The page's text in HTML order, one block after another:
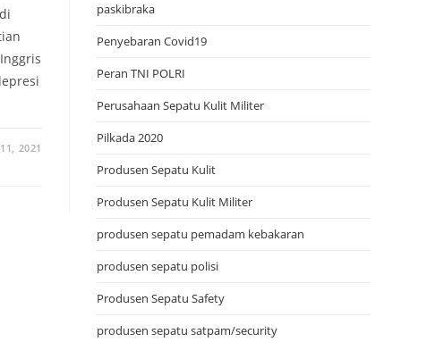
2021
paskibraka
Penyebaran Covid19
Peran TNI POLRI
Perusahaan Sepatu Kulit Militer
Pilkada 2020
Produsen Sepatu Kulit
Produsen Sepatu Kulit Militer
produsen sepatu pemadam kebakaran
produsen sepatu polisi
Produsen Sepatu Safety
produsen sepatu satpam/security